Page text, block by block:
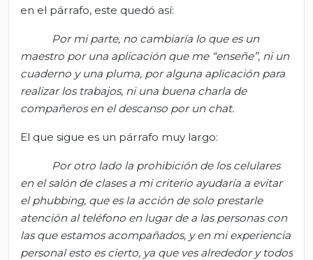
en el párrafo, este quedó así:
Por mi parte, no cambiaría lo que es un
maestro por una aplicación que me “enseñe”, ni un
cuaderno y una pluma, por alguna aplicación para
realizar los trabajos, ni una buena charla de
compañeros en el descanso por un chat.
El que sigue es un párrafo muy largo:
Por otro lado la prohibición de los celulares
en el salón de clases a mi criterio ayudaría a evitar
elphubbing, que es la acción de solo prestarle
atención al teléfono en lugar de a las personas con
las que estamos acompañados, y en mi experiencia
personal esto es cierto, ya que vesalrededor y todos